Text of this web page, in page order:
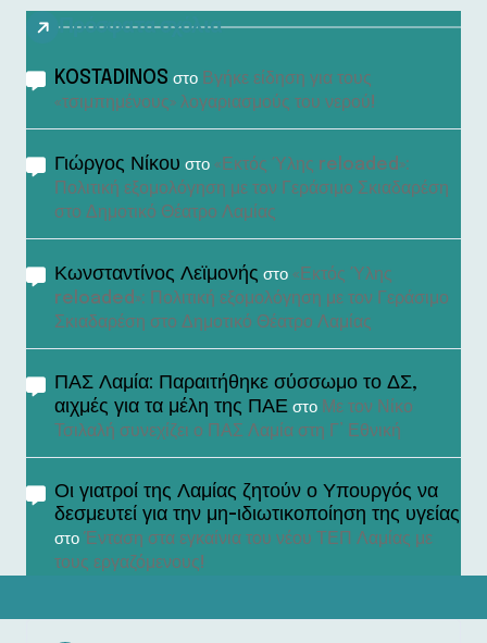
Πρόσφατα σχόλια
KOSTADINOS στο Βγήκε είδηση για τους
«τσιμπημένους» λογαριασμούς του νερού!
Γιώργος Νίκου στο «Εκτός Ύλης reloaded»:
Πολιτική εξομολόγηση με τον Γεράσιμο Σκιαδαρέση
στο Δημοτικό Θέατρο Λαμίας
Κωνσταντίνος Λεϊμονής στο «Εκτός Ύλης
reloaded»: Πολιτική εξομολόγηση με τον Γεράσιμο
Σκιαδαρέση στο Δημοτικό Θέατρο Λαμίας
ΠΑΣ Λαμία: Παραιτήθηκε σύσσωμο το ΔΣ,
αιχμές για τα μέλη της ΠΑΕ στο Με τον Νίκο
Τσιλαλή συνεχίζει ο ΠΑΣ Λαμία στη Γ’ Εθνική
Οι γιατροί της Λαμίας ζητούν ο Υπουργός να
δεσμευτεί για την μη-ιδιωτικοποίηση της υγείας
στο Ένταση στα εγκαίνια του νέου ΤΕΠ Λαμίας με
τους εργαζόμενους!